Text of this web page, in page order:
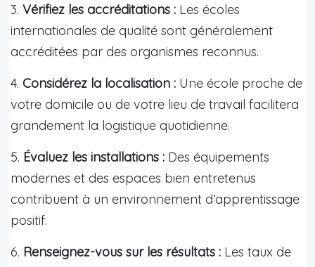
3. Vérifiez les accréditations : Les écoles
internationales de qualité sont généralement
accréditées par des organismes reconnus.
4. Considérez la localisation : Une école proche de
votre domicile ou de votre lieu de travail facilitera
grandement la logistique quotidienne.
5. Évaluez les installations : Des équipements
modernes et des espaces bien entretenus
contribuent à un environnement d’apprentissage
positif.
6. Renseignez-vous sur les résultats : Les taux de